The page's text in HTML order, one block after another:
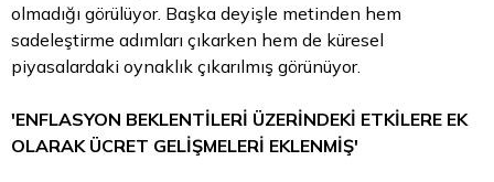
olmadığı görülüyor. Başka deyişle metinden hem
sadeleştirme adımları çıkarken hem de küresel
piyasalardaki oynaklık çıkarılmış görünüyor.
'ENFLASYON BEKLENTİLERİ ÜZERİNDEKİ ETKİLERE EK
OLARAK ÜCRET GELİŞMELERİ EKLENMİŞ'